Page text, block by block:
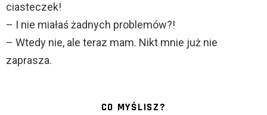
ciasteczek!
– I nie miałaś żadnych problemów?!
– Wtedy nie, ale teraz mam. Nikt mnie już nie
zaprasza.
CO MYŚLISZ?